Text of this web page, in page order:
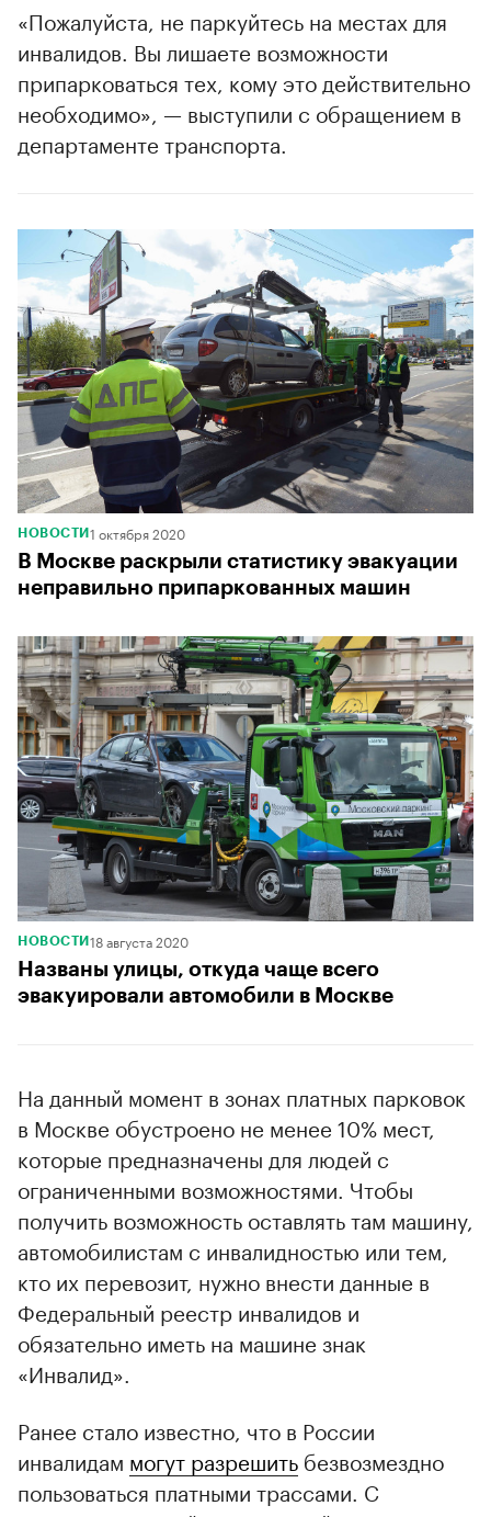
00:00 /
«Пожалуйста, не паркуйтесь на местах для
инвалидов. Вы лишаете возможности
припарковаться тех, кому это действительно
необходимо», — выступили с обращением в
департаменте транспорта.
НОВОСТИ 1 октября 2020
В Москве раскрыли статистику эвакуации
неправильно припаркованных машин
НОВОСТИ 18 августа 2020
Названы улицы, откуда чаще всего
эвакуировали автомобили в Москве
На данный момент в зонах платных парковок
в Москве обустроено не менее 10% мест,
которые предназначены для людей с
ограниченными возможностями. Чтобы
получить возможность оставлять там машину,
автомобилистам с инвалидностью или тем,
кто их перевозит, нужно внести данные в
Федеральный реестр инвалидов и
обязательно иметь на машине знак
«Инвалид».
Ранее стало известно, что в России
инвалидам могут разрешить безвозмездно
пользоваться платными трассами. С